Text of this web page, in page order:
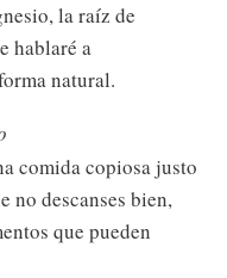
la raíz de
hablaré a
natural.
comida copiosa justo
no descanses bien,
que pueden